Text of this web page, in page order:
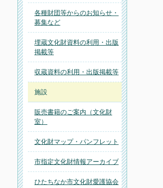
各種財団等からのお知らせ・
募集など
埋蔵文化財資料の利用・出版
掲載等
収蔵資料の利用・出版掲載等
施設
販売書籍のご案内（文化財
室）
文化財マップ・パンフレット
市指定文化財情報アーカイブ
ひたちなか市文化財愛護協会